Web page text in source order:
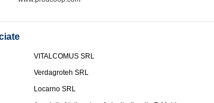
VITALCOMUS SRL
Verdagroteh SRL
Locarno SRL